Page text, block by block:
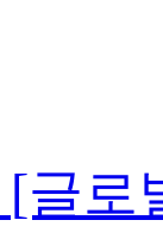
[글로